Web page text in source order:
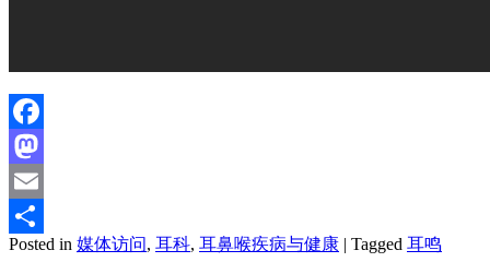
Facebook
Mastodon
Email
分
Posted in 媒体访问, 耳科, 耳鼻喉疾病与健康 | Tagged 耳鸣